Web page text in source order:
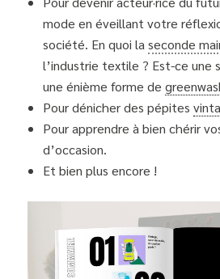
mode en éveillant votre
société. En quoi la seconde
l’industrie textile ? Est-ce une
une énième forme de
Pour dénicher des pépites
Pour apprendre à bien chérir
d’occasion.
Et bien plus encore !